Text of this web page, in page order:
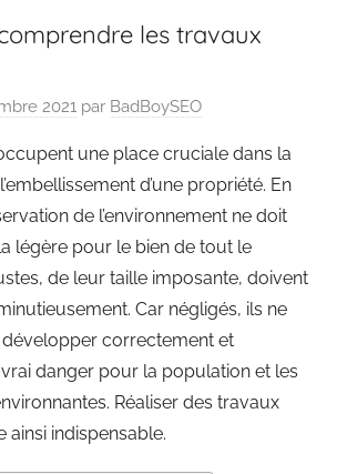
les travaux
2021 par BadBoySEO
une place cruciale dans la
d’une propriété. En
de l’environnement ne doit
légère pour le bien de tout le
de leur taille imposante, doivent
Car négligés, ils ne
correctement et
danger pour la population et les
Réaliser des travaux
ainsi indispensable.